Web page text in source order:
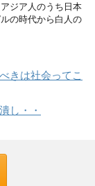
ジア人のうち日本
の時代から白人の
きは社会ってこ
し・・